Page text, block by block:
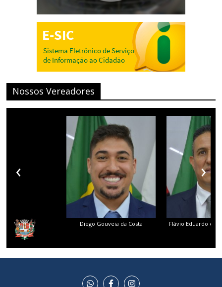
Nossos Vereadores
Diego Gouveia da Costa Flávio Eduardo dos
‹ ›